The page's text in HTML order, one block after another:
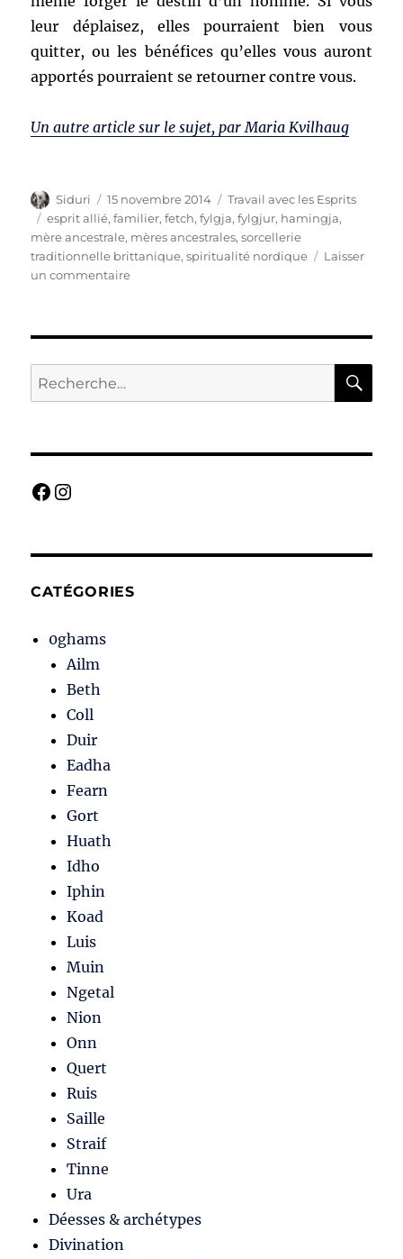
leur déplaisez, elles pourraient bien vous
quitter, ou les bénéfices qu’elles vous auront
apportés pourraient se retourner contre vous.
Un autre article sur le sujet, par Maria Kvilhaug
Auteur
Siduri
Publié
le
15 novembre 2014 Catégories
Travail avec les Esprits
Étiquettes
esprit allié,familier,fetch,fylgja,fylgjur, hamingja,
mère ancestrale, mères ancestrales,sorcellerie
traditionnelle brittanique,spiritualité nordique
Laisser
un commentairesur
Recherche
pour :
Facebook
Instagram
CATÉGORIES
0ghams
Ailm
Beth
Coll
Duir
Eadha
Fearn
Gort
Huath
Idho
Iphin
Koad
Luis
Muin
Ngetal
Nion
Onn
Quert
Ruis
Saille
Straif
Tinne
Ura
Déesses & archétypes
Divination